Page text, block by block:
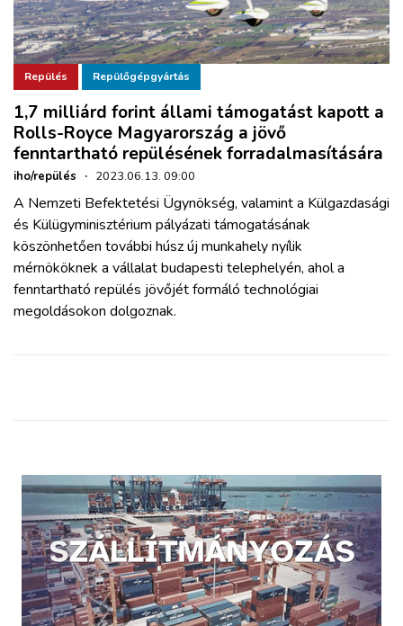
Repülés Repülőgépgyártás
1,7 milliárd forint állami támogatást kapott a
Rolls-Royce Magyarország a jövő
fenntartható repülésének forradalmasítására
iho/repülés · 2023.06.13. 09:00
A Nemzeti Befektetési Ügynökség, valamint a Külgazdasági
és Külügyminisztérium pályázati támogatásának
köszönhetően további húsz új munkahely nyílik
mérnököknek a vállalat budapesti telephelyén, ahol a
fenntartható repülés jövőjét formáló technológiai
megoldásokon dolgoznak.